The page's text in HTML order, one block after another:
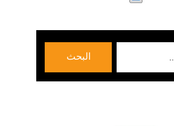
البحث